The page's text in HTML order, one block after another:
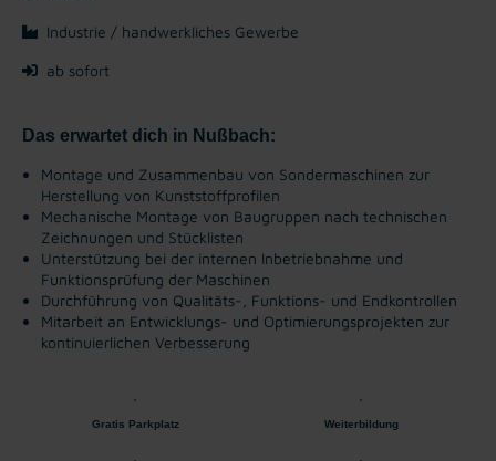
Industrie / handwerkliches Gewerbe
ab sofort
Das erwartet dich in Nußbach:
Montage und Zusammenbau von Sondermaschinen zur
Herstellung von Kunststoffprofilen
Mechanische Montage von Baugruppen nach technischen
Zeichnungen und Stücklisten
Unterstützung bei der internen Inbetriebnahme und
Funktionsprüfung der Maschinen
Durchführung von Qualitäts-, Funktions- und Endkontrollen
Mitarbeit an Entwicklungs- und Optimierungsprojekten zur
kontinuierlichen Verbesserung
Gratis Parkplatz Weiterbildung